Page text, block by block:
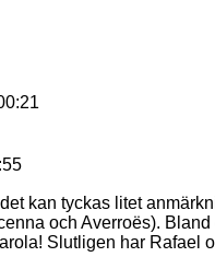
kan tyckas litet
och Averroës).
Slutligen har Rafael